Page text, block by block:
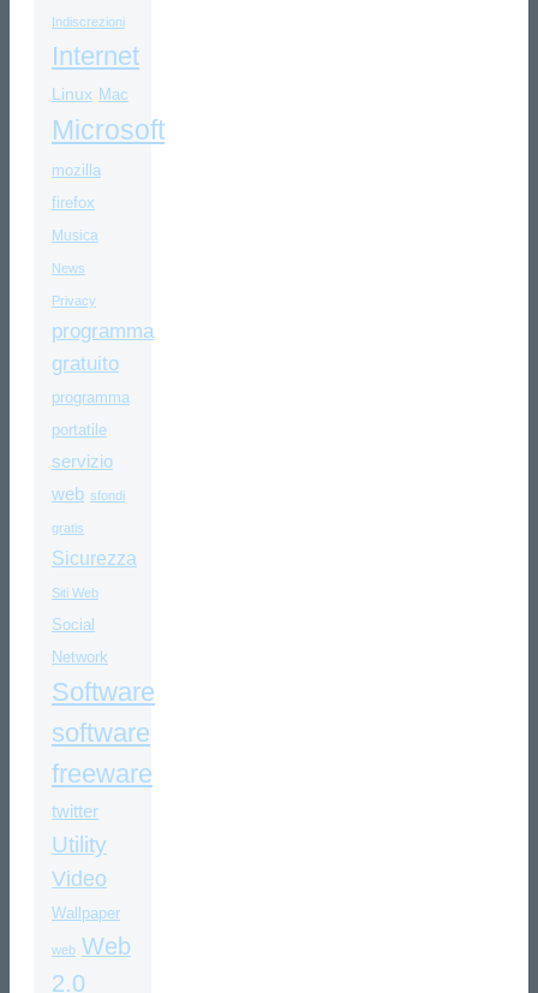
Indiscrezioni
Internet
Linux Mac
Microsoft
mozilla
firefox
Musica
News
Privacy
programma
gratuito
programma
portatile
servizio
web sfondi
gratis
Sicurezza
Siti Web
Social
Network
Software
software
freeware
twitter
Utility
Video
Wallpaper
web Web
2.0